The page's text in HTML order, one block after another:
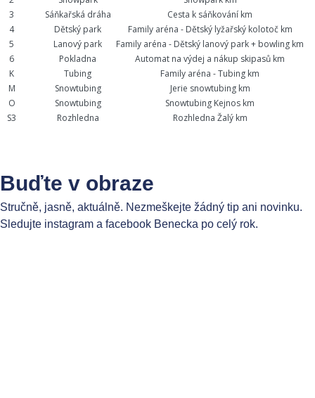
3
Sáňkařská dráha
Cesta k sáňkování km
4
Dětský park
Family aréna - Dětský lyžařský kolotoč km
5
Lanový park
Family aréna - Dětský lanový park + bowling km
6
Pokladna
Automat na výdej a nákup skipasů km
K
Tubing
Family aréna - Tubing km
M
Snowtubing
Jerie snowtubing km
O
Snowtubing
Snowtubing Kejnos km
S3
Rozhledna Rozhledna Žalý km
Buďte v obraze
Stručně, jasně, aktuálně. Nezmeškejte žádný tip ani novinku.
Sledujte instagram a facebook Benecka po celý rok.